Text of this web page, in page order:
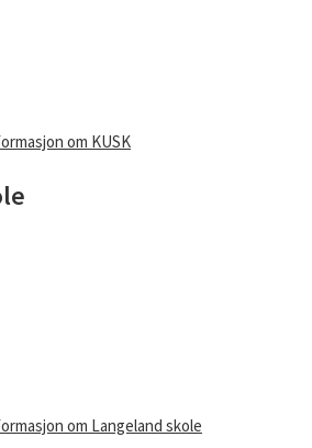
om KUSK
om Langeland skole